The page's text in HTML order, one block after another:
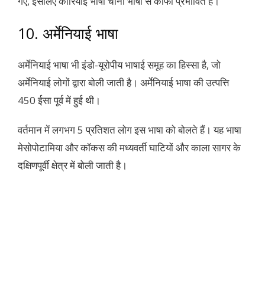
10. अर्मेनियाई भाषा
अर्मेनियाई भाषा भी इंडो-यूरोपीय भाषाई समूह का हिस्सा है, जो
अर्मेनियाई लोगों द्वारा बोली जाती है। अर्मेनियाई भाषा की उत्पत्ति
450 ईसा पूर्व में हुई थी।
वर्तमान में लगभग 5 प्रतिशत लोग इस भाषा को बोलते हैं। यह भाषा
मेसोपोटामिया और कॉकस की मध्यवर्ती घाटियों और काला सागर के
दक्षिणपूर्वी क्षेत्र में बोली जाती है।